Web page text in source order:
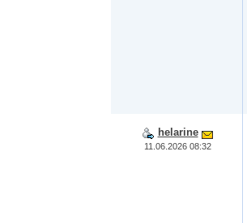
helarine
11.06.2026 08:32